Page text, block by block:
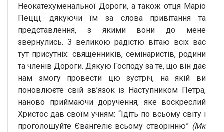
Неокатехуменальної Дороги, а також отця Маріо
Пецці, дякуючи їм за слова привітання та
представлення, з якими вони до мене
звернулись. З великою радістю вітаю всіх вас
тут присутніх: священників, семінаристів, родини
та членів Дороги. Дякую Господу за те, що він дає
нам змогу провести цю зустріч, на якій ви
поновлюєте свій зв’язок із Наступником Петра,
наново приймаючи доручення, яке воскреслий
Христос дав своїм учням: “Ідіть по всьому світу і
проголошуйте Євангеліє всьому створінню” (Мк